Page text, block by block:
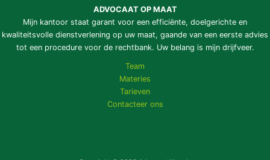
ADVOCAAT OP MAAT
Mijn kantoor staat garant voor een efficiënte, doelgerichte en
kwaliteitsvolle dienstverlening op uw maat, gaande van een eerste advies
tot een procedure voor de rechtbank. Uw belang is mijn drijfveer.
Team
Materies
Tarieven
Contacteer ons